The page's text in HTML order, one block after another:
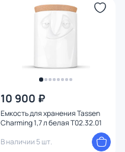
10 900 ₽
Емкость для хранения Tassen
Charming 1,7 л белая T02.32.01
В наличии 5 шт.